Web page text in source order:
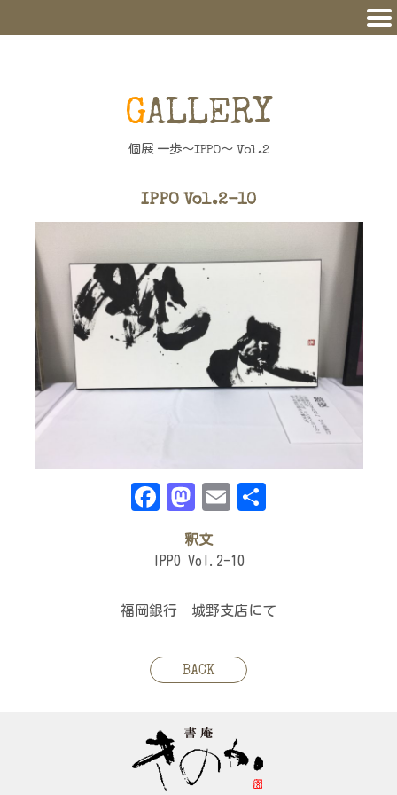
GALLERY
個展 一歩～IPPO～ Vol.2
IPPO Vol.2-10
Facebook Mastodon Email
釈文
IPPO Vol.2-10
福岡銀行 城野支店にて
BACK